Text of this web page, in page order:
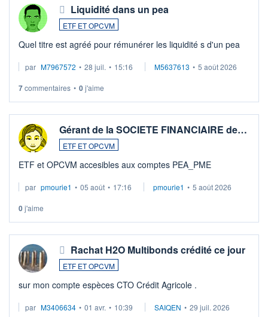
Liquidité dans un pea
ETF ET OPCVM
Quel titre est agréé pour rémunérer les liquidité s d'un pea
par M7967572 • 28 juil. • 15:16 M5637613 • 5 août 2026
7commentaires • 0j'aime
Gérant de la SOCIETE FINANCIAIRE de…
ETF ET OPCVM
ETF et OPCVM accesibles aux comptes PEA_PME
par pmourie1 • 05 août • 17:16 pmourie1 • 5 août 2026
0j'aime
Rachat H2O Multibonds crédité ce jour
ETF ET OPCVM
sur mon compte espèces CTO Crédit Agricole .
par M3406634 • 01 avr. • 10:39 SAIQEN • 29 juil. 2026